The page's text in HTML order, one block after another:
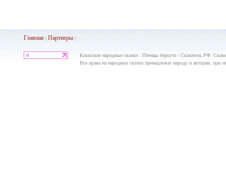
Главная| Партнеры|
Казахские народные сказки : Птенцы беркута - Сказатель.РФ:
Все права на народные сказки принадлежат народу и авторам, при